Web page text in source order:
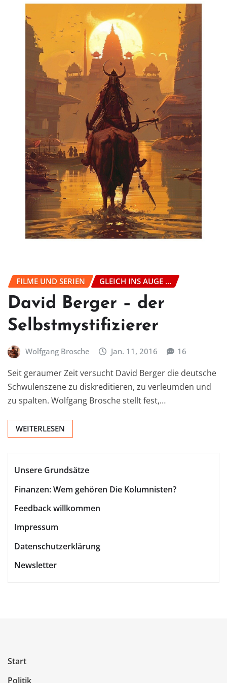
FILME UND SERIEN GLEICH INS AUGE ...
David Berger – der
Selbstmystifizierer
Wolfgang Brosche Jan. 11, 2016 16
Seit geraumer Zeit versucht David Berger die deutsche
Schwulenszene zu diskreditieren, zu verleumden und
zu spalten. Wolfgang Brosche stellt fest,…
WEITERLESEN
Unsere Grundsätze
Finanzen: Wem gehören Die Kolumnisten?
Feedback willkommen
Impressum
Datenschutzerklärung
Newsletter
Start
Politik